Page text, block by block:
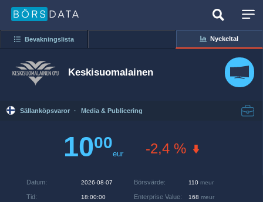
Bevakningslista Nyckeltal
Keskisuomalainen
Sällanköpsvaror · Media & Publicering
1000
eur -2,4 %
Datum: 2026-08-07
Tid: 18:00:00
Börsvärde: 110 meur
Enterprise Value: 168 meur